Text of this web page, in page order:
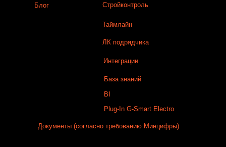
База знаний
Документы (согласно требованию Минцифры)
Блог Стройконтроль
Таймлайн
ЛК подрядчика
Интеграции
BI
Plug-In G-Smart Electro